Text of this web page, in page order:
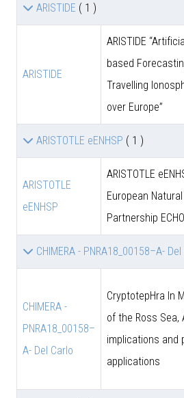
ARISTIDE ( 1 )
ARISTIDE
ARISTIDE
based
Travelling
over Europe”
ARISTOTLE eENHSP ( 1 )
ARISTOTLE
eENHSP
ARISTOTLE
European
Partnership
CHIMERA - PNRA18_00158–A-
CHIMERA -
PNRA18_00158–
A- Del Carlo
CryptotepHra In
of the Ross Sea,
implications and
applications